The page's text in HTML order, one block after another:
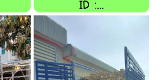
ID :...